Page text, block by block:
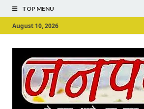
TOP MENU
August 10, 2026